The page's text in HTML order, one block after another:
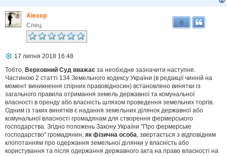
Alexxp
Спец
0
П
в
і
д
о
м
л
е
н
н
я
17 липня 2018 16:48
Тобто, Верховний Суд вважає за необхідне зазначити наступне.
Частиною 2 статті 134 Земельного кодексу України (в редакції чинній на
момент виникнення спірних правовідносин) встановлено винятки із
загального правила отримання земель державної та комунальної
власності в оренду або власність шляхом проведення земельних торгів.
Одним із таких винятків є надання земельних ділянок державної або
комунальної власності громадянам для створення фермерського
господарства. Згідно положень Закону України "Про фермерське
господарство" громадянин, як фізична особа, звертається з відповідним
клопотанням про одержання земельної ділянки у власність або
користування та після одержання державного акта на право власності на